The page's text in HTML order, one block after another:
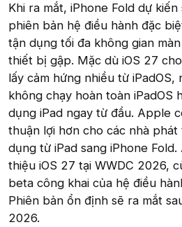
Khi ra mắt, iPhone Fold dự
phiên bản hệ điều hành đặc
tận dụng tối đa không gian
thiết bị gập. Mặc dù iOS 27
lấy cảm hứng nhiều từ iPadOS,
không chạy hoàn toàn iPadOS
dụng iPad ngay từ đầu. Apple
thuận lợi hơn cho các nhà
dụng từ iPad sang iPhone
thiệu iOS 27 tại WWDC 2026,
beta công khai của hệ điều
Phiên bản ổn định sẽ ra mắt
2026.